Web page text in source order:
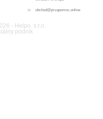
obchod@prvapomoc.online
- Helpo. s.r.o.
podnik